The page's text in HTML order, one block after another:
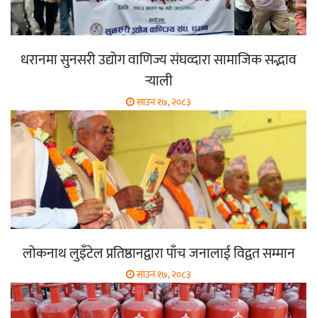
धरानमा सुनसरी उद्योग वाणिज्य संघव्दारा सामाजिक सद्भाव
र्‍याली
साउन १७, २०८३
लोकनाथ लुइँटेल प्रतिष्ठानद्वारा पाँच जनालाई विद्वत सम्मान
साउन १७, २०८३